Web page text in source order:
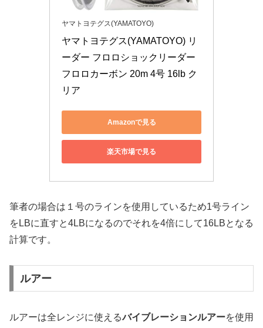
ヤマトヨテグス(YAMATOYO)
ヤマトヨテグス(YAMATOYO) リ
ーダー フロロショックリーダー
フロロカーボン 20m 4号 16lb ク
リア
Amazonで見る
楽天市場で見る
筆者の場合は１号のラインを使用しているため1号ライン
をLBに直すと4LBになるのでそれを4倍にして16LBとなる
計算です。
ルアー
ルアーは全レンジに使えるバイブレーションルアーを使用